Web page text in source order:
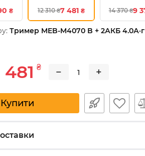
₴ 12 310₴7 481 ₴ 14 370₴9
Тример MEB-M4070 B + 2АКБ
481 ₴ − +
Купити